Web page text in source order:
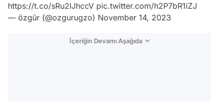
https://t.co/sRu2IJhccV pic.twitter.com/h2P7bR1iZJ
— özgür (@ozgurugzo) November 14, 2023
İçeriğin Devamı Aşağıda